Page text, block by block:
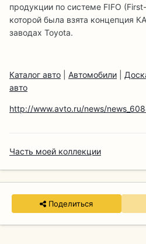
продукции по системе FIFO
которой была взята концепция
заводах Toyota.
Каталог авто Автомобили
авто
http://www.avto.ru/news/
Часть моей коллекции
Поделиться